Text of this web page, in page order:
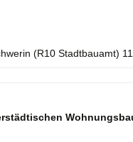
(R10 Stadtbauamt)